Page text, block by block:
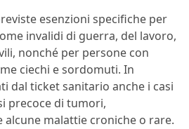
esenzioni specifiche per
invalidi di guerra, del lavoro,
nonché per persone con
ciechi e sordomuti. In
dal ticket sanitario anche i casi
precoce di tumori,
alcune malattie croniche o rare.